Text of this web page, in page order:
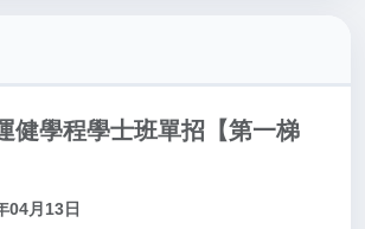
健學程學士班單招【第一梯
04月13日